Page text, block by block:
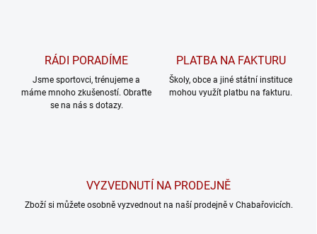
RÁDI PORADÍME
Jsme sportovci, trénujeme a
máme mnoho zkušeností. Obraťte
se na nás s dotazy.
PLATBA NA FAKTURU
Školy, obce a jiné státní instituce
mohou využít platbu na fakturu.
VYZVEDNUTÍ NA PRODEJNĚ
Zboží si můžete osobně vyzvednout na naší prodejně v Chabařovicích.